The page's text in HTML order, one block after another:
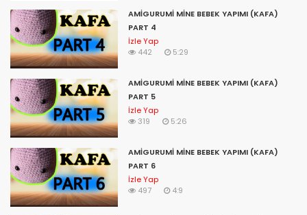
amigurumi bebek burun yapımı,
b nurcan amigurumi,
amigurumi b harfi,
letra b amigurumi,
amigurumi canan,
amigurumi cüzdan,
amigurumi civciv,
amigurumi cüzdan yapımı,
amigurumi cat,
amigurumi caillou yapımı,
amigurumi cc,
amigurumi çanta,
amigurumi c harfi,
AMİGURUMİ MİNE BEBEK YAPIMI (KAFA)
PART 4
İzle Yap
442
5:29
AMİGURUMİ MİNE BEBEK YAPIMI (KAFA)
PART 5
İzle Yap
319
5:26
AMİGURUMİ MİNE BEBEK YAPIMI (KAFA)
PART 6
İzle Yap
497
4:9